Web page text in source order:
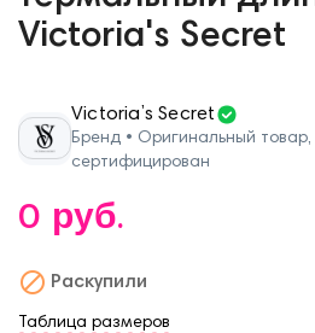
Victoria's Secret
Victoria’s Secret
Бренд • Оригинальный товар,
сертифицирован
0 руб.
 Раскупили
Таблица размеров